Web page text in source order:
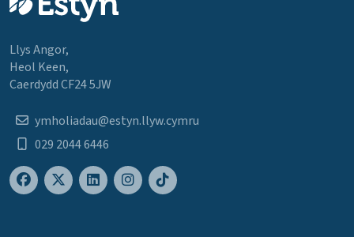
Llys Angor,
Heol Keen,
Caerdydd CF24 5JW
ymholiadau@estyn.llyw.cymru
029 2044 6446